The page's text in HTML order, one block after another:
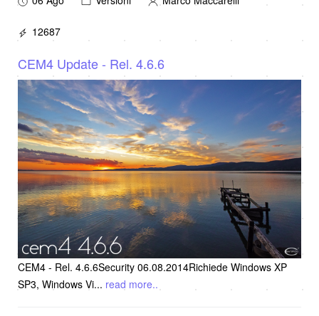
12687
CEM4 Update - Rel. 4.6.6
CEM4 - Rel. 4.6.6Security 06.08.2014Richiede Windows XP
SP3, Windows Vi... read more..